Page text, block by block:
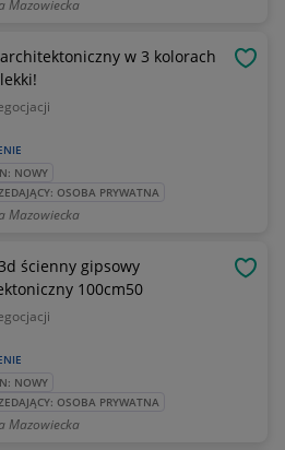
Mazowiecka
w 3 kolorach
NOWY
OSOBA PRYWATNA
Mazowiecka
ścienny gipsowy
100cm50
NOWY
OSOBA PRYWATNA
Mazowiecka